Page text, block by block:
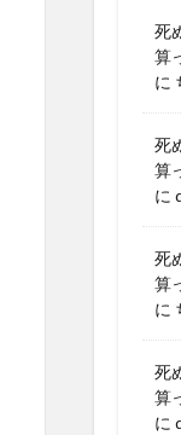
死
算
に
死
算
に
死
算
に
死
算
に